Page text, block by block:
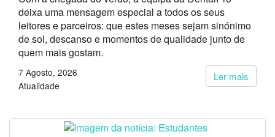
deixa uma mensagem especial a todos os seus
leitores e parceiros: que estes meses sejam sinónimo
de sol, descanso e momentos de qualidade junto de
quem mais gostam.
Ler mais
7 Agosto, 2026
Atualidade